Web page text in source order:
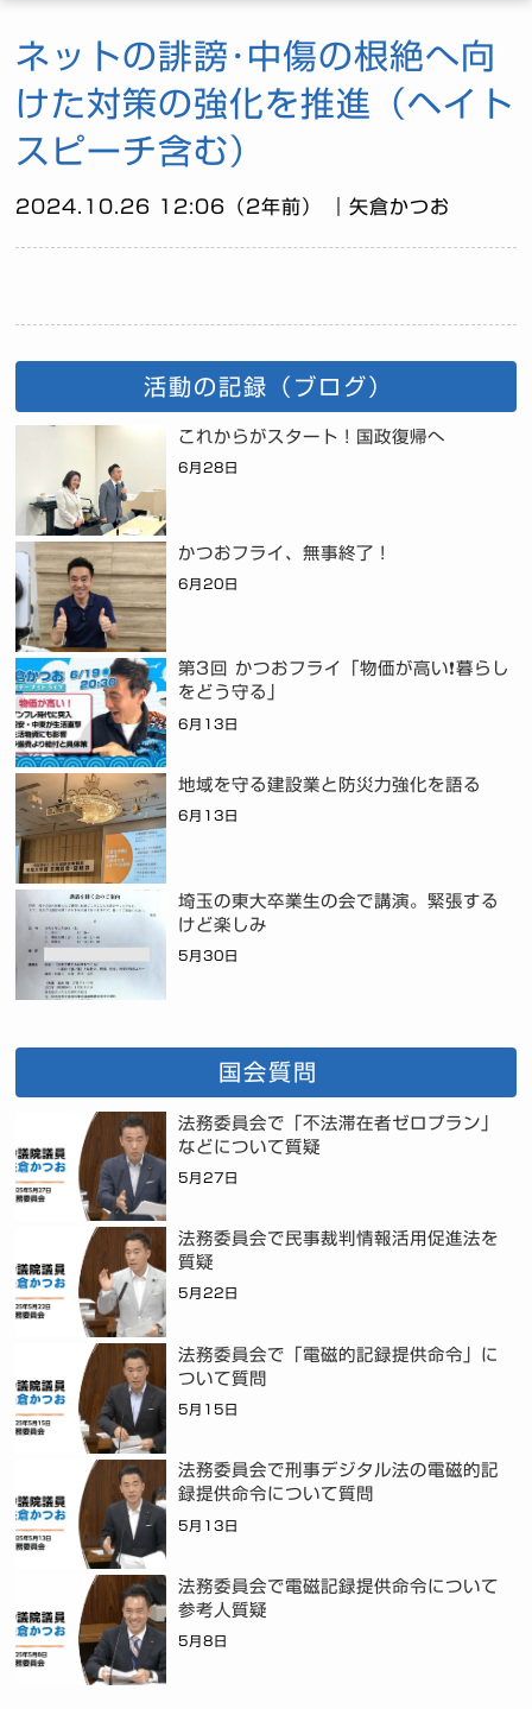
ネットの誹謗･中傷の根絶へ向
けた対策の強化を推進（ヘイト
スピーチ含む）
2024.10.26 12:06（2年前） ｜矢倉かつお
活動の記録（ブログ）
これからがスタート！国政復帰へ
6月28日
かつおフライ、無事終了！
6月20日
第3回 かつおフライ「物価が高い❗暮らし
をどう守る」
6月13日
地域を守る建設業と防災力強化を語る
6月13日
埼玉の東大卒業生の会で講演。緊張する
けど楽しみ
5月30日
国会質問
法務委員会で「不法滞在者ゼロプラン」
などについて質疑
5月27日
法務委員会で民事裁判情報活用促進法を
質疑
5月22日
法務委員会で「電磁的記録提供命令」に
ついて質問
5月15日
法務委員会で刑事デジタル法の電磁的記
録提供命令について質問
5月13日
法務委員会で電磁記録提供命令について
参考人質疑
5月8日